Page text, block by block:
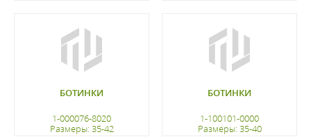
БОТИНКИ
1-000076-8020
Размеры: 35-42
БОТИНКИ
1-100101-0000
Размеры: 35-40